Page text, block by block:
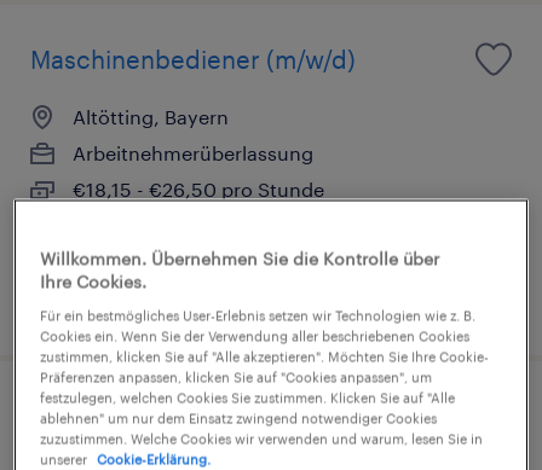
Maschinenbediener (m/w/d)
Altötting, Bayern
Arbeitnehmerüberlassung
€18,15 - €26,50 pro Stunde
6. August 2026
Willkommen. Übernehmen Sie die Kontrolle über
Ihre Cookies.
Für ein bestmögliches User-Erlebnis setzen wir Technologien wie z. B.
Cookies ein. Wenn Sie der Verwendung aller beschriebenen Cookies
zustimmen, klicken Sie auf "Alle akzeptieren". Möchten Sie Ihre Cookie-
Präferenzen anpassen, klicken Sie auf "Cookies anpassen", um
festzulegen, welchen Cookies Sie zustimmen. Klicken Sie auf "Alle
ablehnen" um nur dem Einsatz zwingend notwendiger Cookies
zuzustimmen. Welche Cookies wir verwenden und warum, lesen Sie in
unserer
Cookie-Erklärung.